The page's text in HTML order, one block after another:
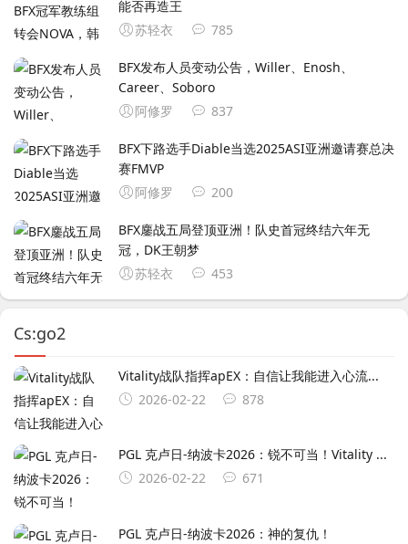
能否再造王
苏轻衣
785
BFX发布人员变动公告，Willer、Enosh、
Career、Soboro
阿修罗
837
BFX下路选手Diable当选2025ASI亚洲邀请赛总决
赛FMVP
阿修罗
200
BFX鏖战五局登顶亚洲！队史首冠终结六年无
冠，DK王朝梦
苏轻衣
453
Cs:go2
Vitality战队指挥apEX：自信让我能进入心流...
2026-02-22
878
PGL 克卢日-纳波卡2026：锐不可当！Vitality ...
2026-02-22
671
PGL 克卢日-纳波卡2026：神的复仇！